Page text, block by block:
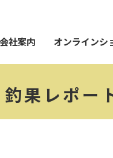
会社案内 オンラインシ
釣果レポー